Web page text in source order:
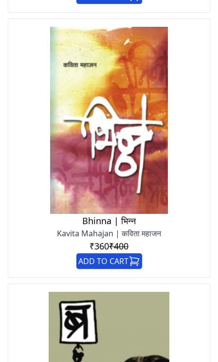
Bhinna | भिन्न
Kavita Mahajan | कविता महाजन
₹360₹400
ADD TO CART